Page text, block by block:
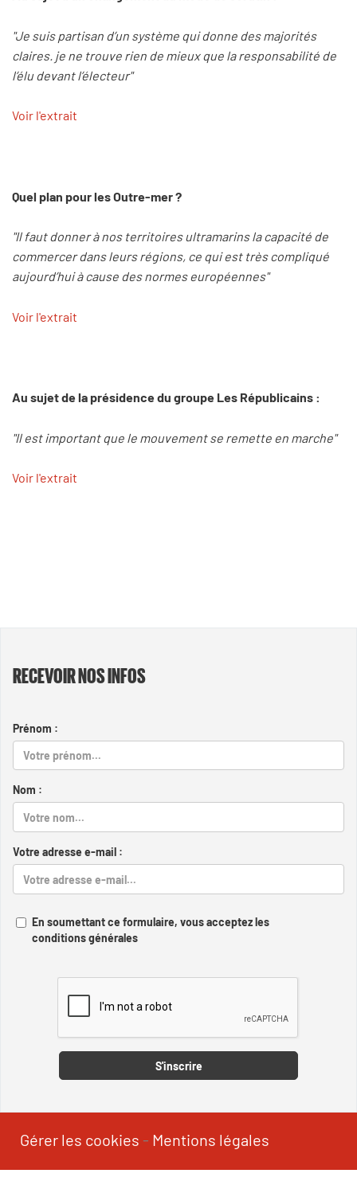
"Je suis partisan d’un système qui donne des majorités
claires. je ne trouve rien de mieux que la responsabilité de
l’élu devant l’électeur"
Voir l'extrait
Quel plan pour les Outre-mer ?
"Il faut donner à nos territoires ultramarins la capacité de
commercer dans leurs régions, ce qui est très compliqué
aujourd’hui à cause des normes européennes"
Voir l'extrait
Au sujet de la présidence du groupe Les Républicains :
"Il est important que le mouvement se remette en marche"
Voir l'extrait
RECEVOIR NOS INFOS
Prénom :
Nom :
Votre adresse e-mail :
En soumettant ce formulaire, vous acceptez les
conditions générales
S'inscrire
Gérer les cookies - Mentions légales